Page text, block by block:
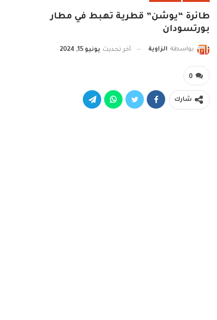
طائرة “يوشن” قطرية تهبط في مطار
بورتسودان
بواسطة الزاوية آخر تحديث يونيو 15, 2024
0
شارك